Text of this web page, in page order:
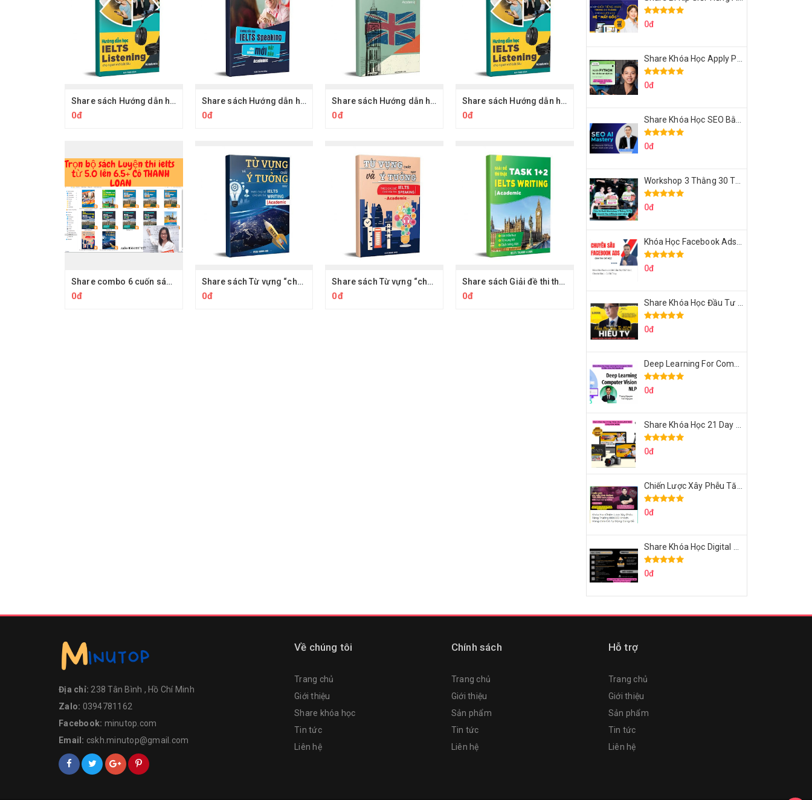
Share sách Hướng dẫn học IELTS Writing cho người mới bắt đầu (Academic)
0đ
Share sách Hướng dẫn học IELTS Reading cho người mới bắt đầu (Academic)
0đ
Share sách Hướng dẫn học IELTS Speaking cho người mới bắt đầu (Academic)
0đ
Share sách Hướng dẫn học IELTS Listening cho người mới bắt đầu (Academic)
0đ
Share combo 6 cuốn sách luyện thi IELTS (Academic) từ band 0 lên 6.0 của cô Ielts Thanh Loan
0đ
Share sách Từ vựng “chất” và Ý tưởng “hay” theo chủ đề cho bài thi IELTS Writing (Academic)
0đ
Share sách Từ vựng “chất” và Ý tưởng “hay” theo chủ đề cho bài thi IELTS Speaking (Academic)
0đ
Share sách Giải đề thi thật IELTS Writing Task 1 & 2 (Academic)
0đ
0đ
0đ
0đ
0đ
0đ
0đ
0đ
0đ
0đ
0đ
Địa chỉ: 238 Tân Bình , Hồ Chí Minh
Zalo: 0394781162
Facebook: minutop.com
Email: cskh.minutop@gmail.com
Về chúng tôi
Trang chủ
Giới thiệu
Share khóa học
Tin tức
Liên hệ
Chính sách
Trang chủ
Giới thiệu
Sản phẩm
Tin tức
Liên hệ
Hỗ trợ
Trang chủ
Giới thiệu
Sản phẩm
Tin tức
Liên hệ